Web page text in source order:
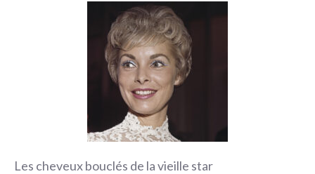
Les cheveux bouclés de la vieille star